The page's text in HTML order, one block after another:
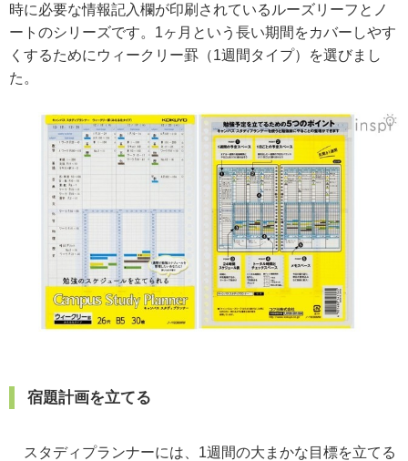
時に必要な情報記入欄が印刷されているルーズリーフとノ
ートのシリーズです。1ヶ月という長い期間をカバーしやす
くするためにウィークリー罫（1週間タイプ）を選びまし
た。
宿題計画を立てる
スタディプランナーには、1週間の大まかな目標を立てる